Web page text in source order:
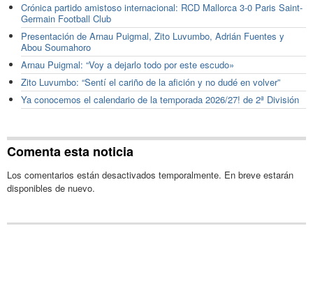
Crónica partido amistoso internacional: RCD Mallorca 3-0 Paris Saint-
Germain Football Club
Presentación de Arnau Puigmal, Zito Luvumbo, Adrián Fuentes y
Abou Soumahoro
Arnau Puigmal: “Voy a dejarlo todo por este escudo»
Zito Luvumbo: “Sentí el cariño de la afición y no dudé en volver”
Ya conocemos el calendario de la temporada 2026/27! de 2ª División
Comenta esta noticia
Los comentarios están desactivados temporalmente. En breve estarán
disponibles de nuevo.